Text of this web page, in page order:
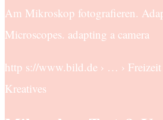
Am Mikroskop fotografieren.
Microscopes. adapting a camera
http s://www.bild.de › … ›
Kreatives